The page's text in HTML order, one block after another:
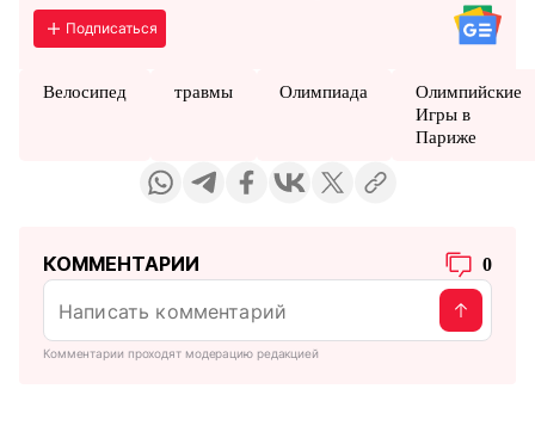
Подписаться
Велосипед травмы Олимпиада
Олимпийские
Игры в
Париже
КОММЕНТАРИИ 0
Комментарии проходят модерацию редакцией